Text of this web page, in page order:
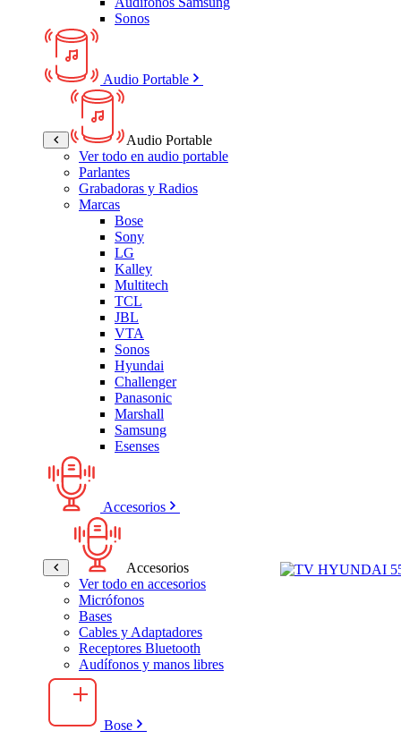
Sonos
Audio Portable
Audio Portable
Ver todo en audio portable
Parlantes
Grabadoras y Radios
Marcas
Bose
Sony
LG
Kalley
Multitech
TCL
JBL
VTA
Sonos
Hyundai
Challenger
Panasonic
Marshall
Samsung
Esenses
Accesorios
Accesorios
Ver todo en accesorios
Micrófonos
Bases
Cables y Adaptadores
Receptores Bluetooth
Audífonos y manos libres
Bose